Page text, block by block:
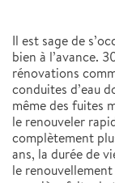
Il est sage de
bien à l’avance.
rénovations
conduites d’eau
même des fuites
le renouveler
complètement
ans, la durée de
le